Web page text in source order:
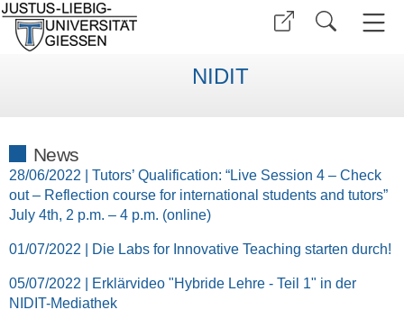
NIDIT
News
28/06/2022 | Tutors’ Qualification: “Live Session 4 – Check
out – Reflection course for international students and tutors”
July 4th, 2 p.m. – 4 p.m. (online)
01/07/2022 | Die Labs for Innovative Teaching starten durch!
05/07/2022 | Erklärvideo "Hybride Lehre - Teil 1" in der
NIDIT-Mediathek